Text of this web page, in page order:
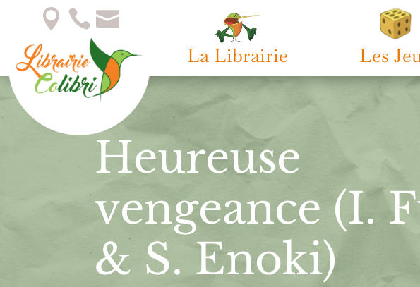
  
La Librairie Les
Heureuse
vengeance (I.
& S. Enoki)